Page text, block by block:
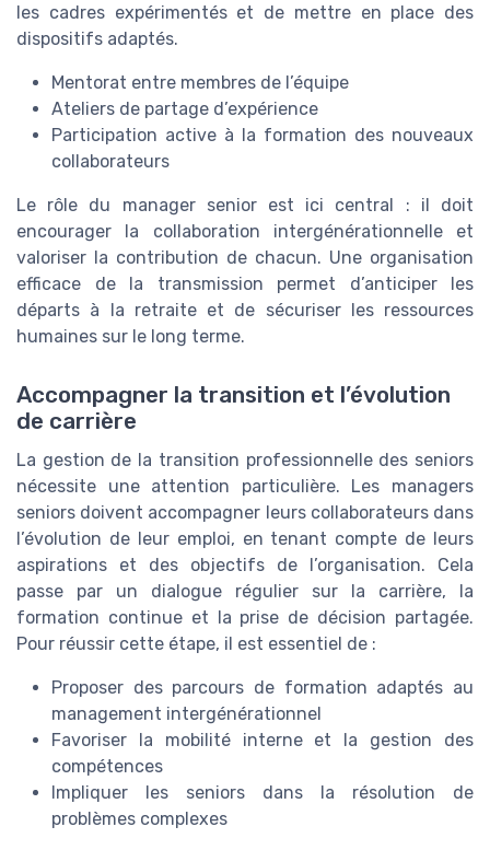
les cadres expérimentés et de mettre en place des
dispositifs adaptés.
Mentorat entre membres de l’équipe
Ateliers de partage d’expérience
Participation active à la formation des nouveaux
collaborateurs
Le rôle du manager senior est ici central : il doit
encourager la collaboration intergénérationnelle et
valoriser la contribution de chacun. Une organisation
efficace de la transmission permet d’anticiper les
départs à la retraite et de sécuriser les ressources
humaines sur le long terme.
Accompagner la transition et l’évolution
de carrière
La gestion de la transition professionnelle des seniors
nécessite une attention particulière. Les managers
seniors doivent accompagner leurs collaborateurs dans
l’évolution de leur emploi, en tenant compte de leurs
aspirations et des objectifs de l’organisation. Cela
passe par un dialogue régulier sur la carrière, la
formation continue et la prise de décision partagée.
Pour réussir cette étape, il est essentiel de :
Proposer des parcours de formation adaptés au
management intergénérationnel
Favoriser la mobilité interne et la gestion des
compétences
Impliquer les seniors dans la résolution de
problèmes complexes